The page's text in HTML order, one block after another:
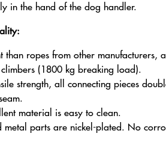
in the hand of the dog handler.
than ropes from other manufacturers,
(1800 kg breaking load).
strength, all connecting pieces
material is easy to clean.
metal parts are nickel-plated. No